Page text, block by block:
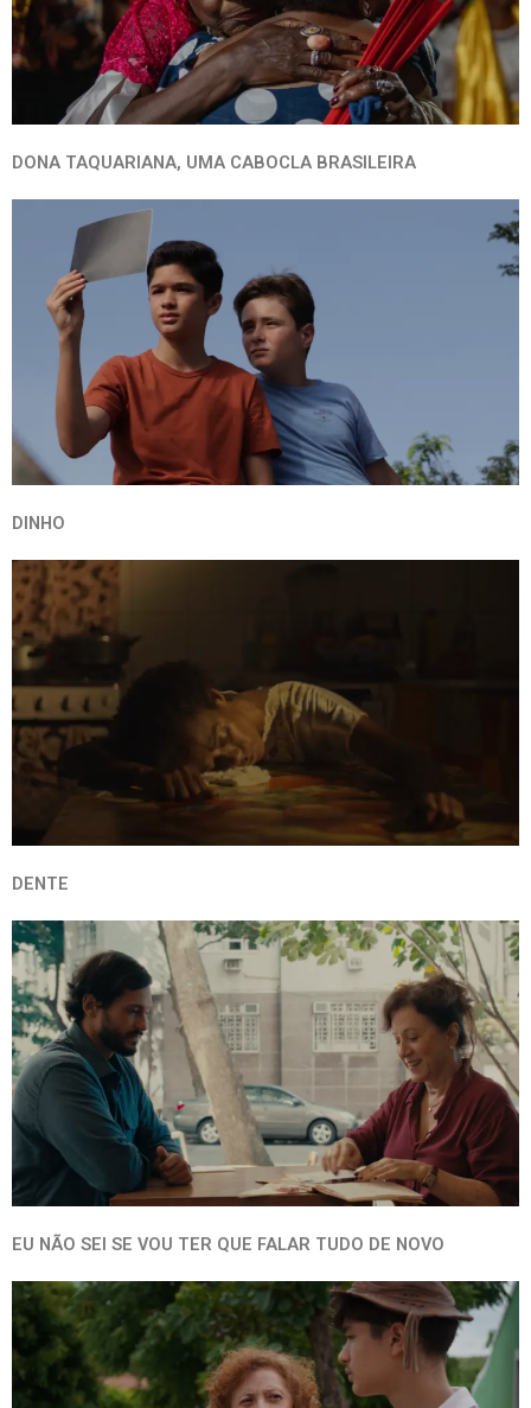
DONA TAQUARIANA, UMA CABOCLA BRASILEIRA
DINHO
DENTE
EU NÃO SEI SE VOU TER QUE FALAR TUDO DE NOVO